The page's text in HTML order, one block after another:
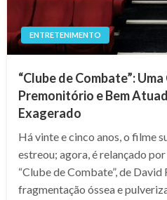
ENTRETENIMENTO
“Clube de Combate”:
Premonitório e Bem
Exagerado
Há vinte e cinco anos, o filme
estreou; agora, é relançado
“Clube de Combate”, de David
fragmentação óssea e